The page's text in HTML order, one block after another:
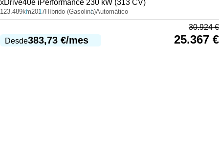
xDrive40e iPerformance 230 kW (313 CV)
123.489km2017Híbrido (Gasolina)Automático
Desde383,73 €/mes
30.924€
25.367 €